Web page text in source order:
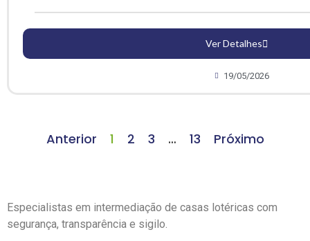
Ver Detalhes
19/05/2026
Anterior 1 2 3 … 13 Próximo
Especialistas em intermediação de casas lotéricas com
segurança, transparência e sigilo.